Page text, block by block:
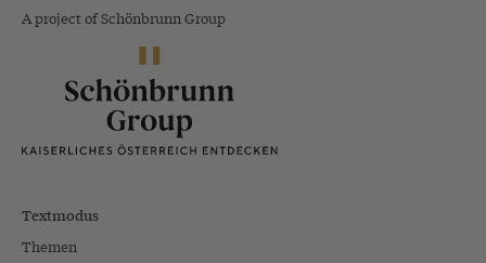
A project of Schönbrunn Group
Textmodus
Themen